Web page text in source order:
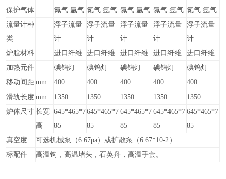
保护气体
氮气 氩气 氮气 氩气 氮气 氩气 氮气 氩气 氮气 氩气
流量计种
类
浮子流量
计
浮子流量
计
浮子流量
计
浮子流量
计
浮子流量
计
炉膛材料
进口纤维 进口纤维 进口纤维 进口纤维
进口纤维
加热元件
碘钨灯 碘钨灯 碘钨灯 碘钨灯
碘钨灯
移动间距 mm 400 400 400 400
400
滑轨长度 mm 1350 1350 1350 1350
1350
炉体尺寸 长宽
高
645*465*7
85
645*465*7
85
645*465*7
85
645*465*7
85
645*465*7
85
真空度
可选机械泵（6.67pa）或扩散泵（6.67*10-2）
标配件
高温钩，高温堵头，石英舟，高温手套。